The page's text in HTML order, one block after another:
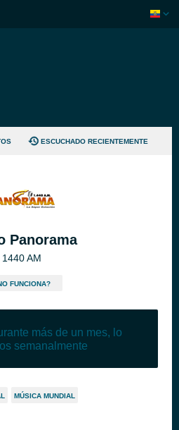
ESCUCHADO RECIENTEMENTE
Panorama
1440 AM
FUNCIONA?
más de un mes, lo
semanalmente
MÚSICA MUNDIAL